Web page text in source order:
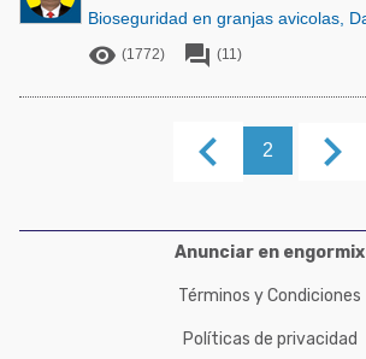
Bioseguridad en granjas avicolas,
 (1772)  (11)
keyboard_arrow_left 2 keyboard_arrow_right
Anunciar en engormix
Términos y Condiciones
Políticas de privacidad